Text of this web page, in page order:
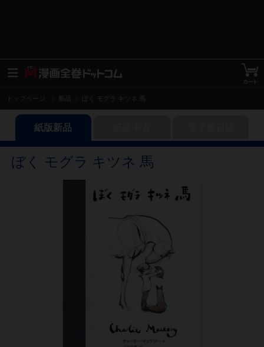
トップページ ぼく モグラ キツネ 馬
紙版新品
ぼく モグラ キツネ 馬